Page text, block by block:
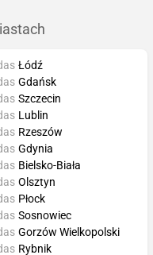
Łódź
Gdańsk
Szczecin
Lublin
Rzeszów
Gdynia
Bielsko-Biała
Olsztyn
Płock
Sosnowiec
Gorzów Wielkopolski
Rybnik